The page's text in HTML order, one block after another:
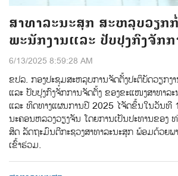
ສາທາລະນະສຸກ ສະຫລຸບວຽກ
ພະນັກງານແລະ ປັບປຸງກົງຈັກກ
6/13/2025 8:59:28 AM
ຂປລ. ກອງປະຊຸມສະຫລຸບການຈັດຕັ້ງປະຕິບັດວຽກງ
ແລະ ປັບປຸງກົງຈັກການຈັດຕັ້ງ ຂອງຂະແໜງສາທາລ
ແລະ ທິດທາງແຜນການປີ 2025 ໄຈັດຂຶ້ນໃນວັນທີ
ນະຄອນຫລວງວຽງຈັນ ໂດຍການເປັນປະທານຂອງ
ສິດ ລັດຖະມົນຕີກະຊວງສາທາລະນະສຸກ ພ້ອມດ້ວຍ
ເຂົ້າຮ່ວມ.